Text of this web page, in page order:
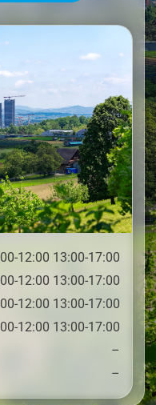
12:00 13:00-17:00
12:00 13:00-17:00
12:00 13:00-17:00
12:00 13:00-17:00
–
–